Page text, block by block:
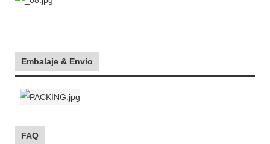
Embalaje & Envío
FAQ